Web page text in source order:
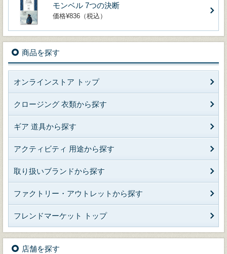
モンベル 7つの決断
価格¥836（税込）
商品を探す
オンラインストア トップ
クロージング 衣類から探す
ギア 道具から探す
アクティビティ 用途から探す
取り扱いブランドから探す
ファクトリー・アウトレットから探す
フレンドマーケット トップ
店舗を探す